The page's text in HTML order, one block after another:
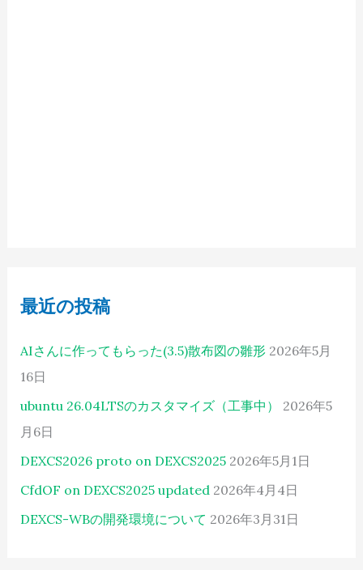
最近の投稿
AIさんに作ってもらった(3.5)散布図の雛形 2026年5月
16日
ubuntu 26.04LTSのカスタマイズ（工事中）
2026年5
月6日
DEXCS2026 proto on DEXCS2025 2026年5月1日
CfdOF on DEXCS2025 updated 2026年4月4日
DEXCS-WBの開発環境について 2026年3月31日